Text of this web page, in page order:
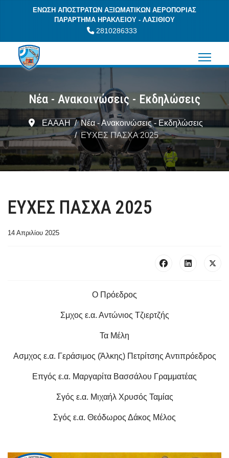
ΕΝΩΣΗ ΑΠΟΣΤΡΑΤΩΝ ΑΞΙΩΜΑΤΙΚΩΝ ΑΕΡΟΠΟΡΙΑΣ
ΠΑΡΑΡΤΗΜΑ ΗΡΑΚΛΕΙΟΥ - ΛΑΣΙΘΙΟΥ
2810286333
Νέα - Ανακοινώσεις - Εκδηλώσεις
ΕΑΑΑΗ
Νέα - Ανακοινώσεις - Εκδηλώσεις
ΕΥΧΕΣ ΠΑΣΧΑ 2025
ΕΥΧΕΣ ΠΑΣΧΑ 2025
14 Απριλίου 2025
Ο Πρόεδρος
Σμχος ε.α. Αντώνιος Τζιερτζής
Τα Μέλη
Ασμχος ε.α. Γεράσιμος (Άλκης) Πετρίτσης Αντιπρόεδρος
Επγός ε.α. Μαργαρίτα Βασσάλου Γραμματέας
Σγός ε.α. Μιχαήλ Χρυσός Ταμίας
Σγός ε.α. Θεόδωρος Δάκος Μέλος